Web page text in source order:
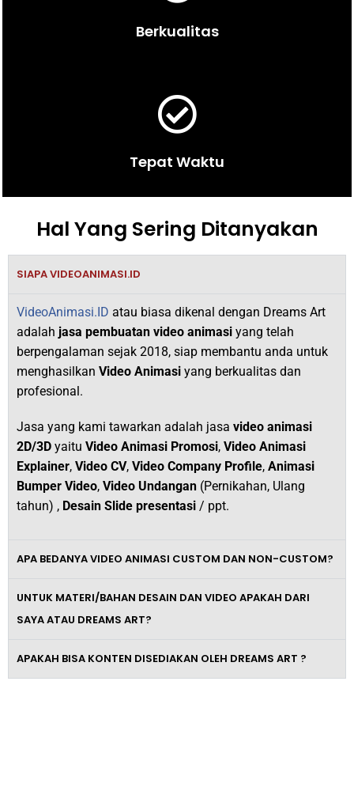
Berkualitas
Tepat Waktu
Hal Yang Sering Ditanyakan
SIAPA VIDEOANIMASI.ID
VideoAnimasi.ID atau biasa dikenal dengan Dreams Art
adalah jasa pembuatan video animasi yang telah
berpengalaman sejak 2018, siap membantu anda untuk
menghasilkan Video Animasi yang berkualitas dan
profesional.
Jasa yang kami tawarkan adalah jasa video animasi
2D/3D yaitu Video Animasi Promosi, Video Animasi
Explainer, Video CV, Video Company Profile, Animasi
Bumper Video, Video Undangan (Pernikahan, Ulang
tahun) , Desain Slide presentasi / ppt.
APA BEDANYA VIDEO ANIMASI CUSTOM DAN NON-CUSTOM?
UNTUK MATERI/BAHAN DESAIN DAN VIDEO APAKAH DARI
SAYA ATAU DREAMS ART?
APAKAH BISA KONTEN DISEDIAKAN OLEH DREAMS ART ?